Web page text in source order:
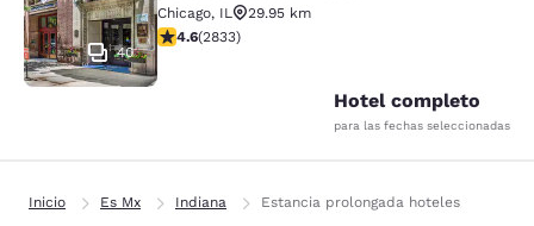
40
Chicago, IL
29.95 km
calificación de 4.59 estrellas. Excelente. 2833 reseñas
4.6(2833)
Hotel completo
para las fechas seleccionadas
Inicio Es Mx Indiana Estancia prolongada hoteles